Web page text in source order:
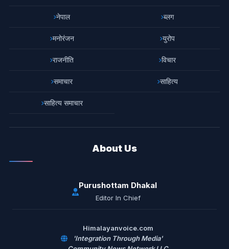
नेपाल ब्लग
मनोरंजन युरोप
राजनीति विचार
समाचार साहित्य
साहित्य समाचार
About Us
Purushottam Dhakal
Editor In Chief
Himalayanvoice.com
'Integration Through Media'